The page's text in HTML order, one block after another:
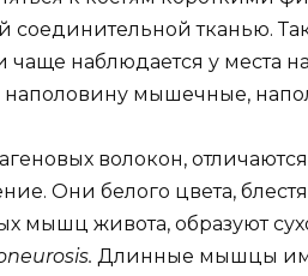
тканью.
чаще наблюдается у места
мышечные,
волокон,
Они белого цвета,
мышц живота, образуют
Длинные мышцы